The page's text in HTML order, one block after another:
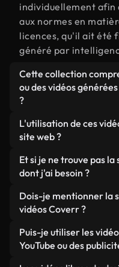
individuellement
aux normes en
licences, qu'il ait été
généré par
Cette collection
ou des vidéos
?
Les deux. Il s'agit
composée de
générées par IA.
identifiée afin que
vous utilisez.
L'utilisation de ces
site web ?
Sauf si vous
Nous proposons des
ils conservent une
minimisant les temps
améliorant des
Et si je ne trouve pas la
dont j'ai besoin ?
Vous pouvez en créer
Coverr AI Studio. Il
Studio générera en
personnalisée
Dois-je mentionner la
vidéos Coverr ?
Aucune attribution
de notre bibliothèque
Puis-je utiliser les
YouTube ou des
Oui. Toutes les